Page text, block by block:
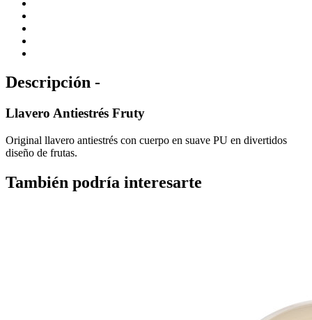
Descripción -
Llavero Antiestrés Fruty
Original llavero antiestrés con cuerpo en suave PU en divertidos
diseño de frutas.
También podría interesarte